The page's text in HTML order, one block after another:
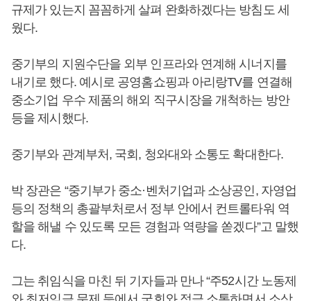
규제가 있는지 꼼꼼하게 살펴 완화하겠다는 방침도 세
웠다.
중기부의 지원수단을 외부 인프라와 연계해 시너지를
내기로 했다. 예시로 공영홈쇼핑과 아리랑TV를 연결해
중소기업 우수 제품의 해외 직구시장을 개척하는 방안
등을 제시했다.
중기부와 관계부처, 국회, 청와대와 소통도 확대한다.
박 장관은 “중기부가 중소·벤처기업과 소상공인, 자영업
등의 정책의 총괄부처로서 정부 안에서 컨트롤타워 역
할을 해낼 수 있도록 모든 경험과 역량을 쏟겠다”고 말했
다.
그는 취임식을 마친 뒤 기자들과 만나 “주52시간 노동제